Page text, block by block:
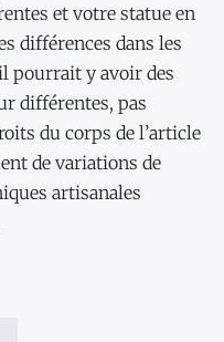
et votre statue en
différences dans les
pourrait y avoir des
différentes, pas
du corps de l’article
de variations de
artisanales